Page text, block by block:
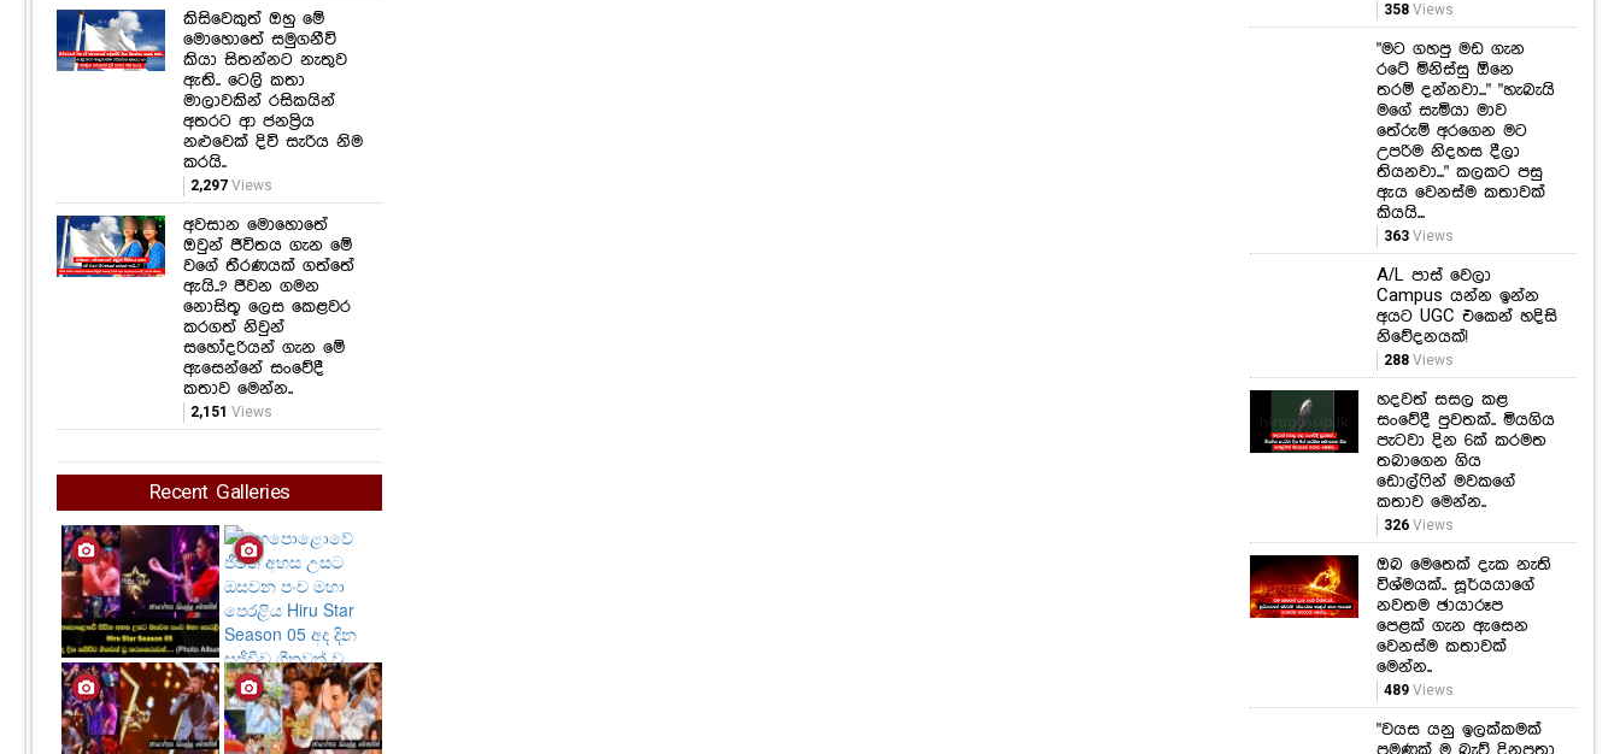
358 Views
"මට ගහපු මඩ ගැන
රටේ මිනිස්සු ඕනෙ
තරම් දන්නවා..." "හැබැයි
මගේ සැමියා මාව
තේරුම් අරගෙන මට
උපරිම නිදහස දීලා
තියනවා..." කලකට පසු
ඇය වෙනස්ම කතාවක්
කියයි...
363 Views
A/L පාස් වෙලා
Campus යන්න ඉන්න
අයට UGC එකෙන් හදිසි
නිවේදනයක්!
288 Views
හදවත් සසල කළ
සංවේදී පුවතක්.. මියගිය
පැටවා දින 6ක් කරමත
තබාගෙන ගිය
ඩොල්ෆින් මවකගේ
කතාව මෙන්න..
326 Views
ඔබ මෙතෙක් දැක නැති
විශ්මයක්.. සූර්යයාගේ
නවතම ඡායාරූප
පෙළක් ගැන ඇසෙන
වෙනස්ම කතාවක්
මෙන්න..
489 Views
"වයස යනු ඉලක්කමක්
කිසිවෙකුත් ඔහු මේ
මොහොතේ සමුගනීවි
කියා සිතන්නට නැතුව
ඇති.. ටෙලි කතා
මාලාවකින් රසිකයින්
අතරට ආ ජනප්‍රිය
නළුවෙක් දිවි සැරිය නිම
කරයි..
2,297 Views
අවසාන මොහොතේ
ඔවුන් ජීවිතය ගැන මේ
වගේ තීරණයක් ගත්තේ
ඇයි..? ජීවන ගමන
නොසිතූ ලෙස කෙළවර
කරගත් නිවුන්
සහෝදරියන් ගැන මේ
ඇසෙන්නේ සංවේදී
කතාව මෙන්න..
2,151 Views
Recent Galleries